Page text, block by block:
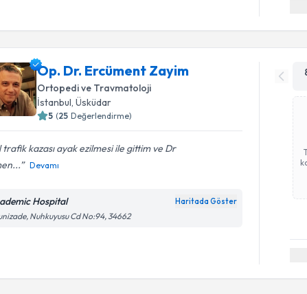
Op. Dr. Ercüment Zayim
Ortopedi ve Travmatoloji
İstanbul , Üsküdar
5 (25 Değerlendirme)
trafik kazası ayak ezilmesi ile gittim ve Dr
Devamı
Hospital Haritada Göster
Nuhkuyusu Cd No:94, 34662